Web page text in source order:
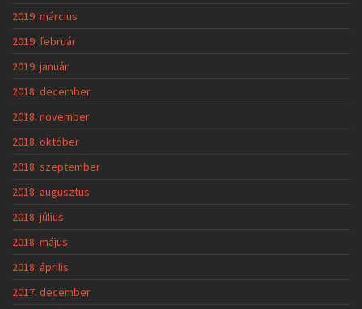
2019. március
2019. február
2019. január
2018. december
2018. november
2018. október
2018. szeptember
2018. augusztus
2018. július
2018. május
2018. április
2017. december